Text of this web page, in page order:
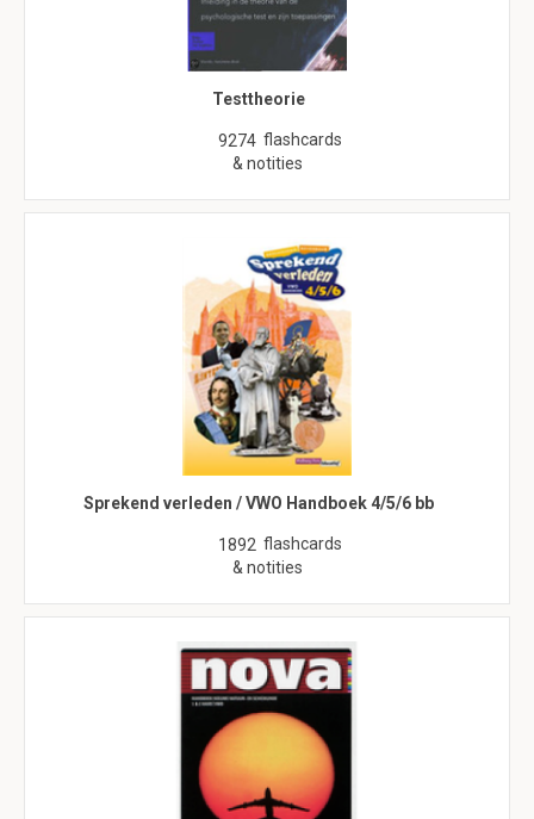
Testtheorie
9274 flashcards
& notities
Sprekend verleden / VWO Handboek 4/5/6 bb
1892 flashcards
& notities